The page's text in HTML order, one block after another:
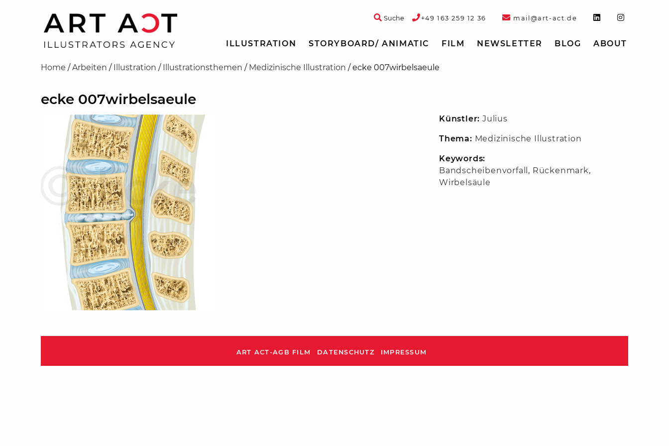
+49 163 259 12 36 mail@art-act.de
Suche
ILLUSTRATION STORYBOARD/ ANIMATIC FILM NEWSLETTER BLOG ABOUT
Home /Arbeiten / Illustration / Illustrationsthemen / Medizinische Illustration /ecke 007wirbelsaeule
ecke 007wirbelsaeule
Künstler: Julius
Thema: Medizinische Illustration
Keywords:
Bandscheibenvorfall , Rückenmark,
Wirbelsäule
ART ACT-AGB FILM DATENSCHUTZ IMPRESSUM